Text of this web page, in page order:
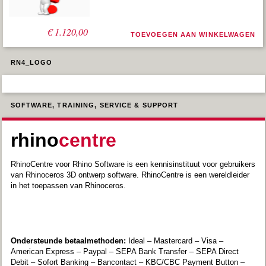
€2.240,00
Oorspronkelijke
was:
€ 2.240,00.
€1.120,00
is:
€ 1.120,00.
TOEVOEGEN AAN WINKELWAGEN
RN4_LOGO
SOFTWARE, TRAINING, SERVICE & SUPPORT
rhinocentre
RhinoCentre voor Rhino Software is een kennisinstituut voor gebruikers
van Rhinoceros 3D ontwerp software. RhinoCentre is een wereldleider
in het toepassen van Rhinoceros.
Ondersteunde betaalmethoden: Ideal – Mastercard – Visa –
American Express – Paypal – SEPA Bank Transfer – SEPA Direct
Debit – Sofort Banking – Bancontact – KBC/CBC Payment Button –